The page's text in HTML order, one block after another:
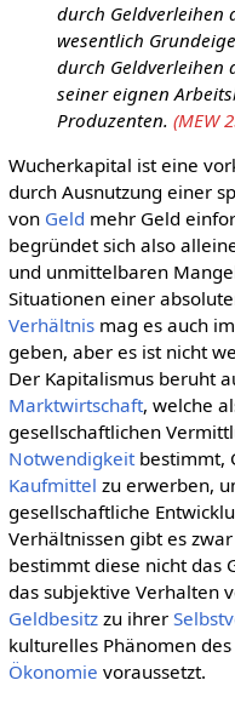
durch Geldverleihen
wesentlich
durch Geldverleihen
seiner eignen
Produzenten. (MEW
Wucherkapital ist eine
durch Ausnutzung einer
von Geld mehr Geld
begründet sich also
und unmittelbaren
Situationen einer
Verhältnismag es auch
geben, aber es ist nicht
Der Kapitalismus beruht
Marktwirtschaft, welche
gesellschaftlichen
Notwendigkeitbestimmt,
Kaufmittel zu erwerben,
gesellschaftliche
Verhältnissen gibt es
bestimmt diese nicht das
das subjektive Verhalten
Geldbesitzzu ihrer
kulturelles Phänomen
Ökonomie voraussetzt.